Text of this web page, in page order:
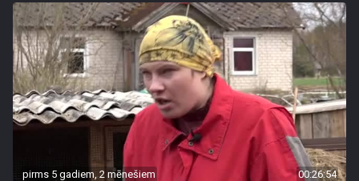
pirms 5 gadiem, 2 mēnešiem 00:26:54